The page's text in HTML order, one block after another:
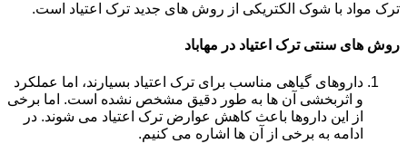
ترک مواد با شوک الکتریکی از روش های جدید ترک اعتیاد است.
روش های سنتی ترک اعتیاد در مهاباد
داروهای گیاهی مناسب برای ترک اعتیاد بسیارند، اما عملکرد
و اثربخشی آن ها به طور دقیق مشخص نشده است. اما برخی
از این داروها باعث کاهش عوارض ترک اعتیاد می شوند. در
ادامه به برخی از آن ها اشاره می کنیم.